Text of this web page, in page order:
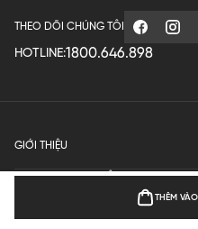
THÊM
THEO DÕI CHÚNG TÔI
HOTLINE:1800.646.898
GIỚI THIỆU
QUY ĐỊNH HOẠT ĐỘNG